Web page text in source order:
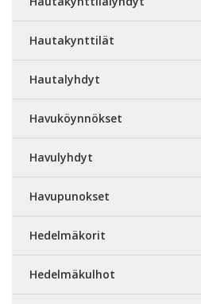
Hautakynttilät
Hautalyhdyt
Havuköynnökset
Havulyhdyt
Havupunokset
Hedelmäkorit
Hedelmäkulhot